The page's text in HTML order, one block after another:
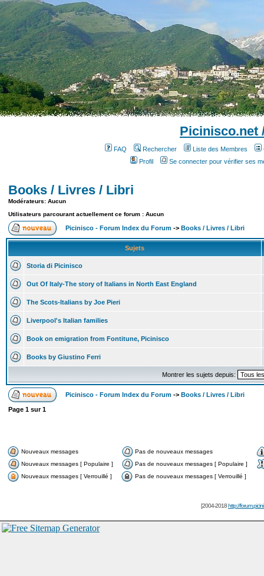
Picinisco.net
FAQ Rechercher Liste des Membres
Profil
Se connecter pour vérifier ses
Books / Livres / Libri
Modérateurs: Aucun
Utilisateurs parcourant actuellement ce forum : Aucun
Picinisco - Forum Index du Forum -> Books / Livres / Libri
Sujets
Storia di Picinisco
Out Of Italy-The story of Italians in North East England
The Scots-Italians by Joe Pieri
Liverpool's Italian families
Book on emigration from Fontitune, Picinisco
Books by Giustino Ferri
Montrer les sujets depuis:
Picinisco - Forum Index du Forum -> Books / Livres / Libri
Page 1 sur1
Nouveaux messages
Pas de nouveaux messages
Nouveaux messages [ Populaire ]
Pas de nouveaux messages [ Populaire ]
Nouveaux messages [ Verrouillé ]
Pas de nouveaux messages [ Verrouillé ]
[2004-2018http://